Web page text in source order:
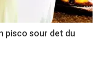
pisco sour det du